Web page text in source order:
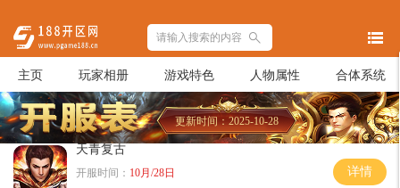
主页 玩家相册 游戏特色 人物属性 合体系统
更新时间：2025-10-28
天青复古
开服时间： 10月/28日
详情